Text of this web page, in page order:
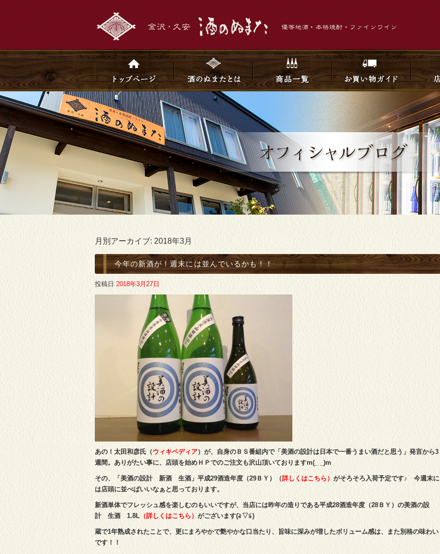
月別アーカイブ: 2018年3月
今年の新酒が！週末には並んでいるかも！！
投稿日 2018年3月27日
あの！太田和彦氏（ウィキペディア）が、自身のＢＳ番組内で「美酒の設計は日本で一番うまい酒だと思う」発言から3
週間。ありがたい事に、店頭を始めＨＰでのご注文も沢山頂いておりますm(_ _)m
その、「美酒の設計 新酒 生酒」平成29酒造年度（29ＢＹ）（詳しくはこちら） がそろそろ入荷予定です♪ 今週末に
は店頭に並べばいいなぁと思っております。
新酒単体でフレッシュ感を楽しむのもいいですが、当店には昨年の造りである平成28酒造年度（28ＢＹ）の美酒の設
計 生酒 1.8L （詳しくはこちら） がございます(≧▽≦)
蔵で1年熟成されたことで、更にまろやかで艶やかな口当たり、旨味に深みが増したボリューム感は、また別格の味わい
です！！